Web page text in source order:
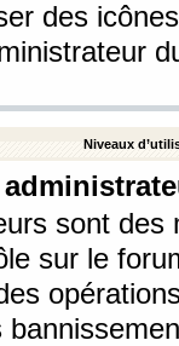
des
Niveaux
sont
sur le